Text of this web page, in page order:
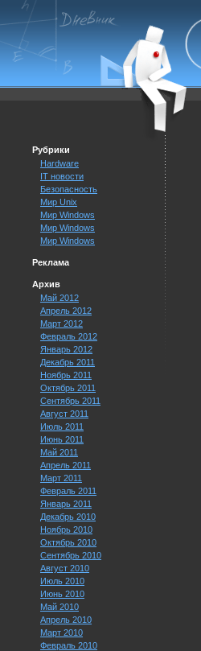
Рубрики
Hardware
IT новости
Безопасность
Мир Unix
Мир Windows
Мир Windows
Мир Windows
Реклама
Архив
Май 2012
Апрель 2012
Март 2012
Февраль 2012
Январь 2012
Декабрь 2011
Ноябрь 2011
Октябрь 2011
Сентябрь 2011
Август 2011
Июль 2011
Июнь 2011
Май 2011
Апрель 2011
Март 2011
Февраль 2011
Январь 2011
Декабрь 2010
Ноябрь 2010
Октябрь 2010
Сентябрь 2010
Август 2010
Июль 2010
Июнь 2010
Май 2010
Апрель 2010
Март 2010
Февраль 2010